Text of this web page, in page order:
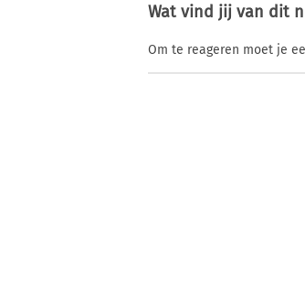
Wat vind jij van dit
Om te reageren moet je